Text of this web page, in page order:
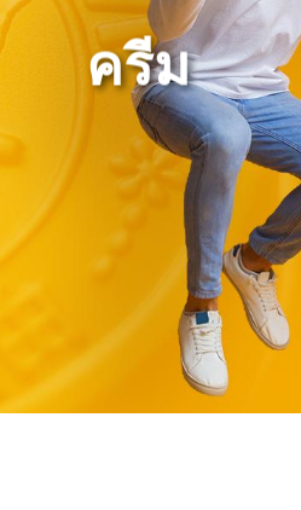
HONG KONG SAR
JAPAN
MIDDLE EAST
NETHERLANDS
SINGAPORE
TAIWAN
THAILAND
UNITED KINGDOM
UNITED STATES
ครีม